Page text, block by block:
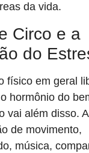
da vida.
Circo e a
do
físico em geral
hormônio do
vai além disso. A
de movimento,
música,